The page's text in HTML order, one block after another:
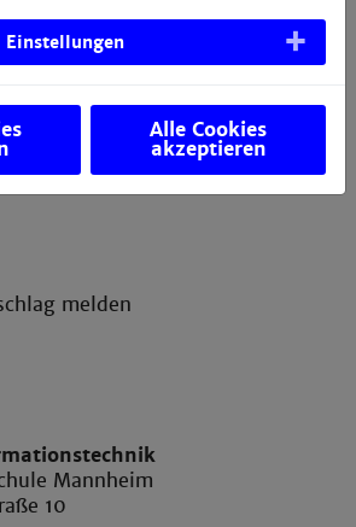
melden
Mannheim
10
Einstellungen
Alle Cookies
akzeptieren